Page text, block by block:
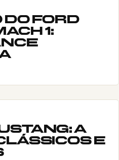
DO FORD
1:
A
E